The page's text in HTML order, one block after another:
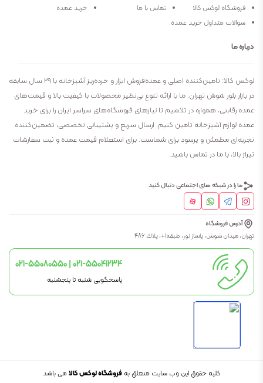
فروشگاه لوکس کالا تماس با ما
خرید عمده
سوالات متداول خرید عمده
درباره ما
لوکس کالا: تامین‌کننده اصلی و عمده‌فروش ابزار و خرده‌ریز آشپزخانه با ۲۹ سال سابقه
در بازار بلور شوش تهران. ما با ارائه تنوع بی‌نظیر محصولات با کیفیت بالا و قیمت‌های
عمده رقابتی، همواره در تلاشیم تا نیازهای فروشگاه‌های سراسر ایران را برای خرید
عمده لوازم آشپزخانه تامین کنیم. ارسال سریع و پشتیبانی تخصصی، تضمین‌کننده
تجربه‌ای مطمئن و پرسود برای شماست. برای استعلام قیمت عمده و ثبت سفارشات
تیراژ بالا، با ما در تماس باشید.
ما را در شبکه های اجتماعی دنبال کنید
آدرس فروشگاه
تهران، ميدان شوش، پاساژ نور، طبقه1+، پلاك 486
021-55080550 | 021-55041234
پاسخگویی شنبه تا پنجشنبه
کلیه حقوق این وب سایت متعلق به فروشگاه لوکس کالامی باشد